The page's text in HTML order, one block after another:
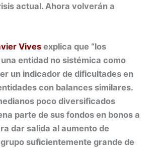
actual. Ahora volverán a
Vivesexplica que “los
entidad no sistémica como
un indicador de dificultades en
con balances similares.
poco diversificados
parte de sus fondos en bonos a
dar salida al aumento de
suficientemente grande de